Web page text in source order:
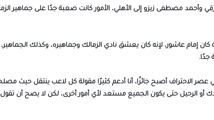
وأحمد مصطفى زيزو إلى الأهلي، الأمور كانت صعبة جدًا على جماهير
إمام عاشور، لإنه كان يعشق نادي الزمالك وجماهيره، وكذلك
جدًا.
أصبح جائزًا، أنا أدعم كثيرًا مقولة كل لاعب ينتقل حيث
الرحيل حتى يكون الجميع مستعد لأي أمور أخرى، لكن لا يصح أن تقول